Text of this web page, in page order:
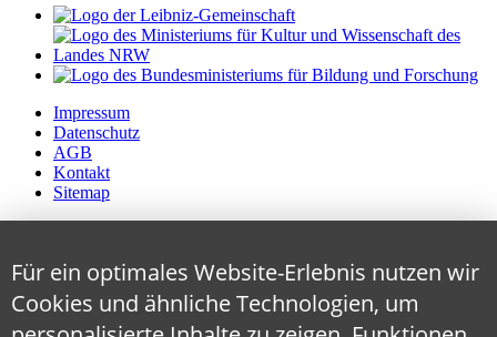
Impressum
Datenschutz
AGB
Kontakt
Sitemap
Für ein optimales Website-Erlebnis nutzen wir
Cookies und ähnliche Technologien, um